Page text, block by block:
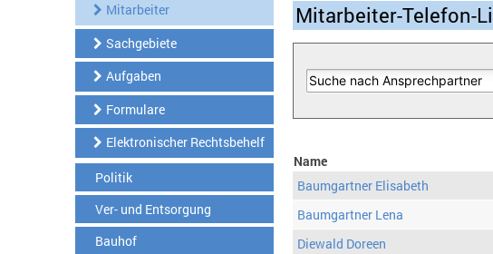
Mitarbeiter
Sachgebiete
Aufgaben
Formulare
Elektronischer Rechtsbehelf
Politik
Ver- und Entsorgung
Bauhof
Mitarbeiter-Telefon-
Name
Baumgartner Elisabeth
Baumgartner Lena
Diewald Doreen